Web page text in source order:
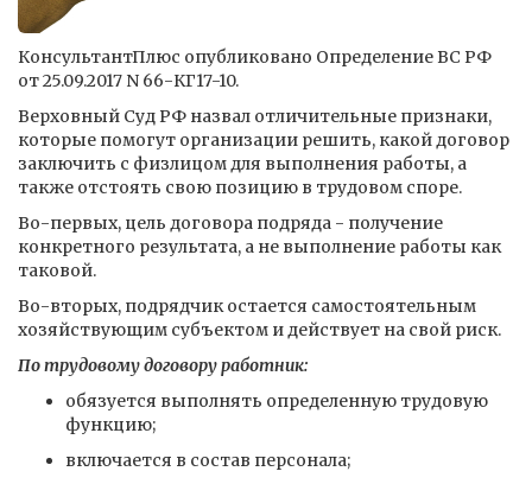
КонсультантПлюс опубликовано Определение ВС РФ
от 25.09.2017 N 66-КГ17-10.
Верховный Суд РФ назвал отличительные признаки,
которые помогут организации решить, какой договор
заключить с физлицом для выполнения работы, а
также отстоять свою позицию в трудовом споре.
Во-первых, цель договора подряда - получение
конкретного результата, а не выполнение работы как
таковой.
Во-вторых, подрядчик остается самостоятельным
хозяйствующим субъектом и действует на свой риск.
По трудовому договору работник:
обязуется выполнять определенную трудовую
функцию;
включается в состав персонала;